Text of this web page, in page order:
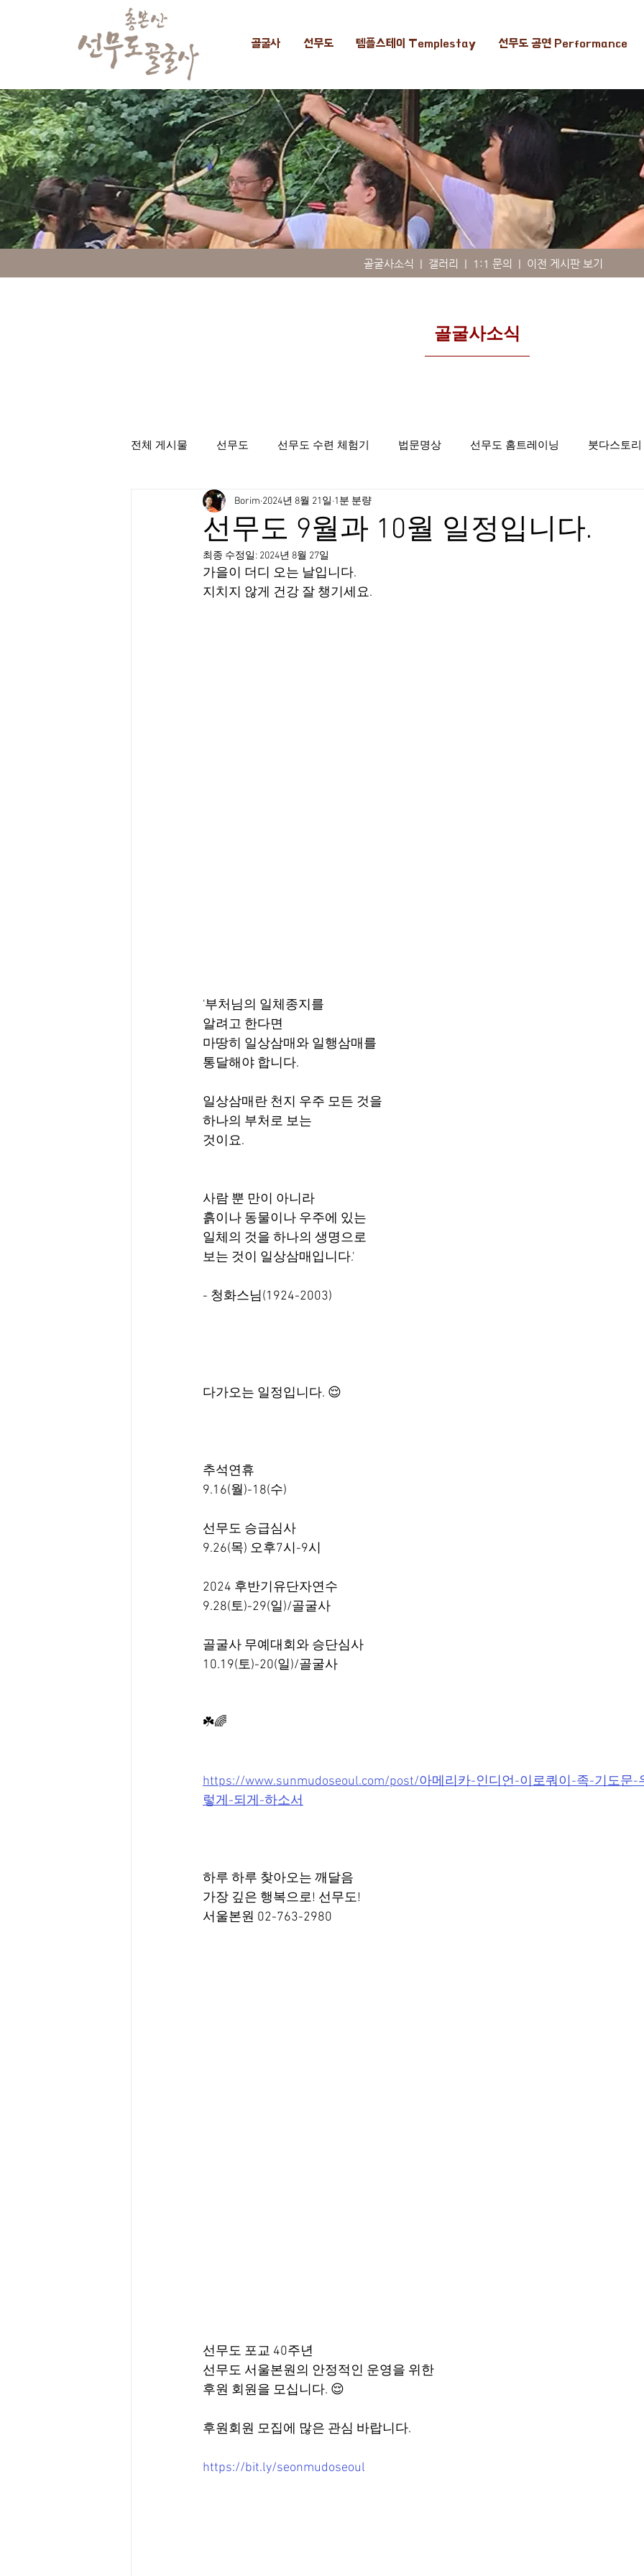
골굴사 선무도 템플스테이 Templestay 선무도 공연 Performance
골굴사소식 | 갤러리 | 1:1 문의 | 이전 게시판 보기
​골굴사소식
전체 게시물 선무도 선무도 수련 체험기 법문명상 선무도 홈트레이닝 붓다스토리
선무도총본산골굴사 시명상 선무도사진
선무도 9월과 10월 일정입니다.
Borim 2024년 8월 21일 1분 분량
최종 수정일: 2024년 8월 27일
가을이 더디 오는 날입니다.
지치지 않게 건강 잘 챙기세요.
'부처님의 일체종지를
알려고 한다면
마땅히 일상삼매와 일행삼매를
통달해야 합니다.
일상삼매란 천지 우주 모든 것을
하나의 부처로 보는
것이요.
사람 뿐 만이 아니라
흙이나 동물이나 우주에 있는
일체의 것을 하나의 생명으로
보는 것이 일상삼매입니다.'
- 청화스님(1924-2003)
다가오는 일정입니다. 😌
추석연휴
9.16(월)-18(수)
선무도 승급심사
9.26(목) 오후7시-9시
2024 후반기유단자연수
9.28(토)-29(일)/골굴사
골굴사 무예대회와 승단심사
10.19(토)-20(일)/골굴사
☘️🌈
https://www.sunmudoseoul.com/post/아메리카-인디언-이로쿼이-족-기도문-
렇게-되게-하소서
하루 하루 찾아오는 깨달음
가장 깊은 행복으로! 선무도!
서울본원 02-763-2980
선무도 포교 40주년
선무도 서울본원의 안정적인 운영을 위한
후원 회원을 모십니다. 😌
후원회원 모집에 많은 관심 바랍니다.
https://bit.ly/seonmudoseoul